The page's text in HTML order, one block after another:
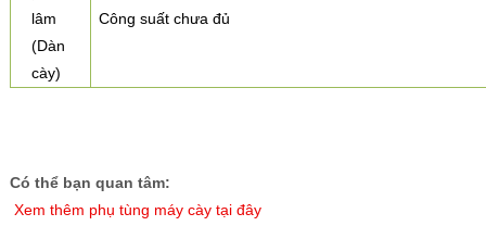
lâm
(Dàn
cày)
Công suất chưa đủ
Có thể bạn quan tâm:
Xem thêm phụ tùng máy cày tại đây